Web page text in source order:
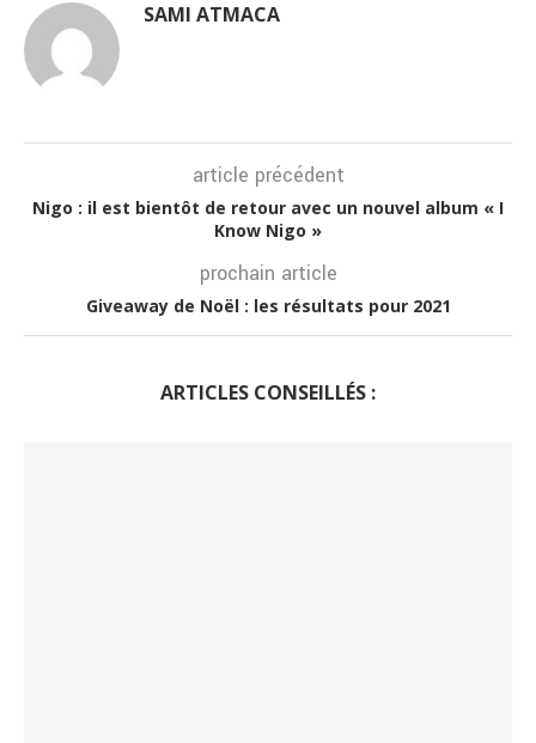
SAMI ATMACA
article précédent
Nigo : il est bientôt de retour avec un nouvel album « I
Know Nigo »
prochain article
Giveaway de Noël : les résultats pour 2021
ARTICLES CONSEILLÉS :